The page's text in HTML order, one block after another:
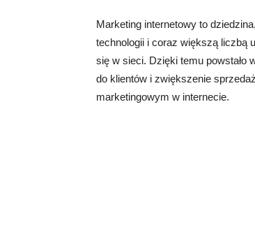
Marketing internetowy to
technologii i coraz większą liczbą
się w sieci. Dzięki temu powstało
do klientów i zwiększenie
marketingowym w internecie.